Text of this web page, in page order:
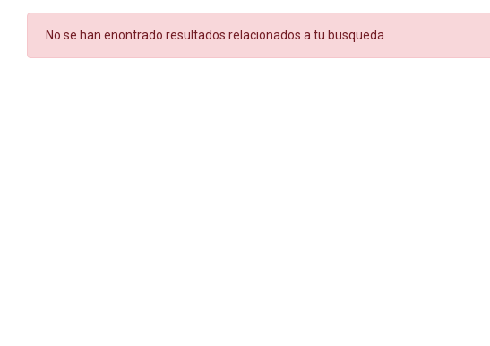
No se han enontrado resultados relacionados a tu busqueda